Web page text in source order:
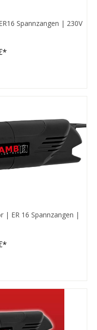
Spannzangen | 230V
| ER 16 Spannzangen |